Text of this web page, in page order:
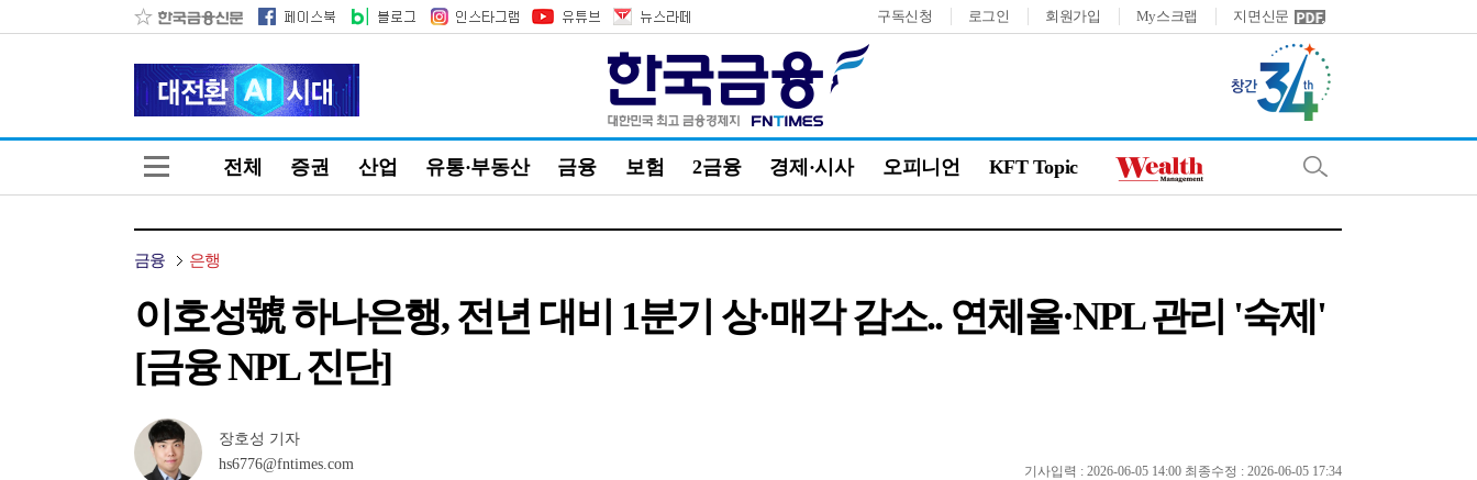
구독신청 로그인 회원가입 My스크랩 지면신문
전체 증권 산업 유통·부동산 금융 보험 2금융 경제·시사 오피니언 KFT Topic
금융 은행
이호성號 하나은행, 전년 대비 1분기 상·매각 감소.. 연체율·NPL 관리 '숙제'
[금융 NPL 진단]
장호성 기자
hs6776@fntimes.com
기사입력 : 2026-06-05 14:00 최종수정 : 2026-06-05 17:34